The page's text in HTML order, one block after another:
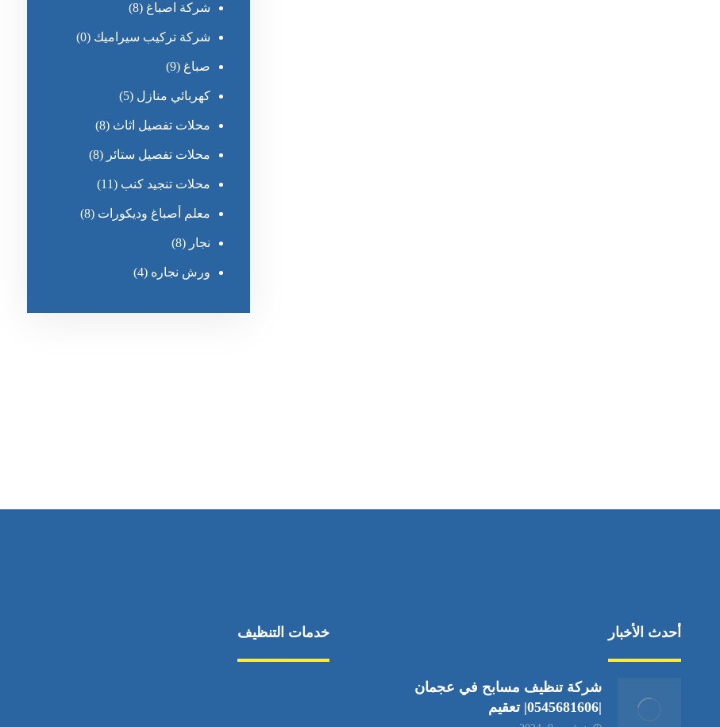
شركة اصباغ (8)
شركة تركيب سيراميك (0)
صباغ (9)
كهربائي منازل (5)
محلات تفصيل اثاث (8)
محلات تفصيل ستائر (8)
محلات تنجيد كنب (11)
معلم أصباغ وديكورات (8)
نجار (8)
ورش نجاره (4)
أحدث الأخبار
شركة تنظيف مسابح في عجمان
|0545681606| تعقيم
خدمات التنظيف